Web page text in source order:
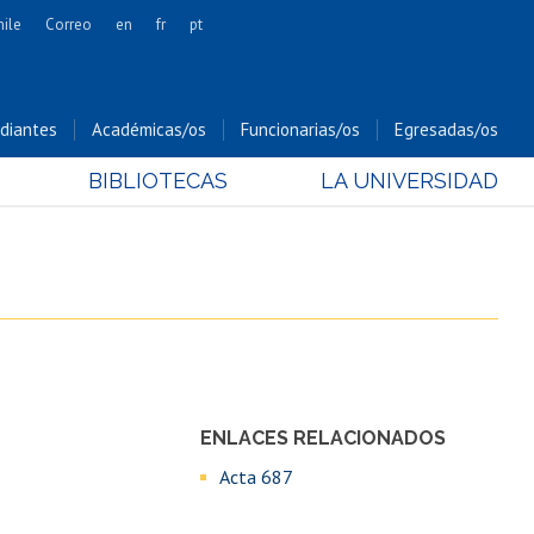
Cs. Forestales y Conservación
Cs. Sociales
Hospital Clínico
Correo en fr pt
Académicas/os Funcionarias/os Egresadas/os
BIBLIOTECAS LA UNIVERSIDAD
ENLACES RELACIONADOS
Acta 687